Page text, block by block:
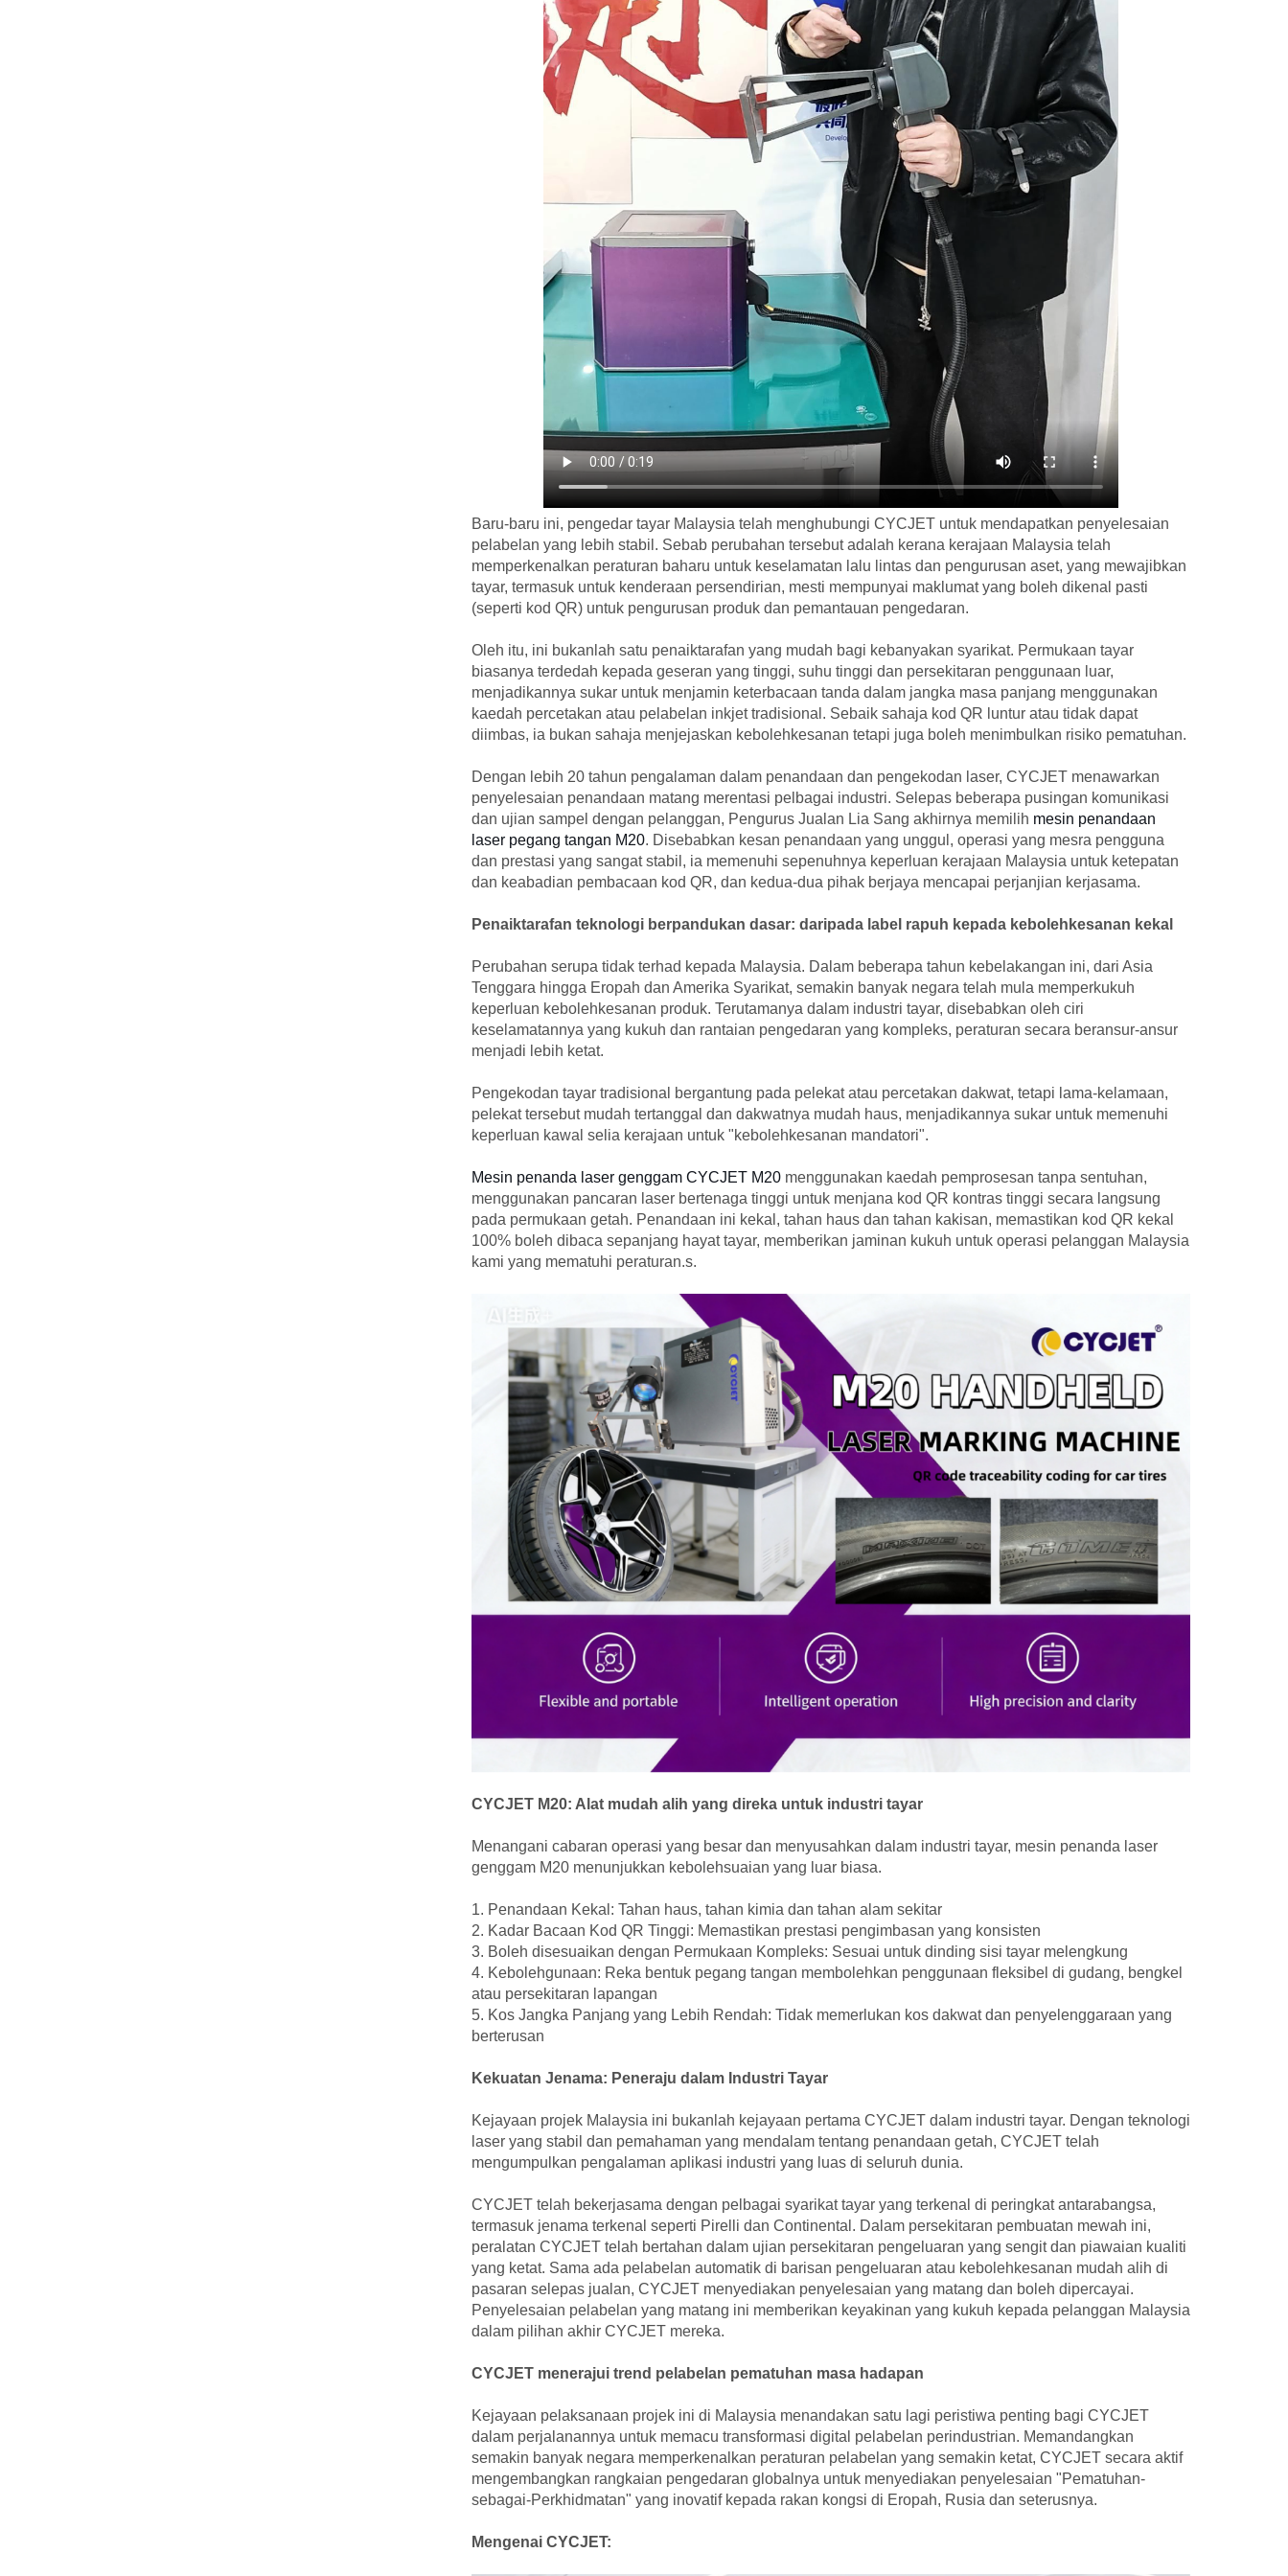
Baru-baru ini, pengedar tayar Malaysia telah menghubungi CYCJET untuk mendapatkan penyelesaian
pelabelan yang lebih stabil. Sebab perubahan tersebut adalah kerana kerajaan Malaysia telah
memperkenalkan peraturan baharu untuk keselamatan lalu lintas dan pengurusan aset, yang mewajibkan
tayar, termasuk untuk kenderaan persendirian, mesti mempunyai maklumat yang boleh dikenal pasti
(seperti kod QR) untuk pengurusan produk dan pemantauan pengedaran.
Oleh itu, ini bukanlah satu penaiktarafan yang mudah bagi kebanyakan syarikat. Permukaan tayar
biasanya terdedah kepada geseran yang tinggi, suhu tinggi dan persekitaran penggunaan luar,
menjadikannya sukar untuk menjamin keterbacaan tanda dalam jangka masa panjang menggunakan
kaedah percetakan atau pelabelan inkjet tradisional. Sebaik sahaja kod QR luntur atau tidak dapat
diimbas, ia bukan sahaja menjejaskan kebolehkesanan tetapi juga boleh menimbulkan risiko pematuhan.
Dengan lebih 20 tahun pengalaman dalam penandaan dan pengekodan laser, CYCJET menawarkan
penyelesaian penandaan matang merentasi pelbagai industri. Selepas beberapa pusingan komunikasi
dan ujian sampel dengan pelanggan, Pengurus Jualan Lia Sang akhirnya memilih mesin penandaan
laser pegang tangan M20. Disebabkan kesan penandaan yang unggul, operasi yang mesra pengguna
dan prestasi yang sangat stabil, ia memenuhi sepenuhnya keperluan kerajaan Malaysia untuk ketepatan
dan keabadian pembacaan kod QR, dan kedua-dua pihak berjaya mencapai perjanjian kerjasama.
Penaiktarafan teknologi berpandukan dasar: daripada label rapuh kepada kebolehkesanan kekal
Perubahan serupa tidak terhad kepada Malaysia. Dalam beberapa tahun kebelakangan ini, dari Asia
Tenggara hingga Eropah dan Amerika Syarikat, semakin banyak negara telah mula memperkukuh
keperluan kebolehkesanan produk. Terutamanya dalam industri tayar, disebabkan oleh ciri
keselamatannya yang kukuh dan rantaian pengedaran yang kompleks, peraturan secara beransur-ansur
menjadi lebih ketat.
Pengekodan tayar tradisional bergantung pada pelekat atau percetakan dakwat, tetapi lama-kelamaan,
pelekat tersebut mudah tertanggal dan dakwatnya mudah haus, menjadikannya sukar untuk memenuhi
keperluan kawal selia kerajaan untuk "kebolehkesanan mandatori".
Mesin penanda laser genggam CYCJET M20 menggunakan kaedah pemprosesan tanpa sentuhan,
menggunakan pancaran laser bertenaga tinggi untuk menjana kod QR kontras tinggi secara langsung
pada permukaan getah. Penandaan ini kekal, tahan haus dan tahan kakisan, memastikan kod QR kekal
100% boleh dibaca sepanjang hayat tayar, memberikan jaminan kukuh untuk operasi pelanggan Malaysia
kami yang mematuhi peraturan.s.
CYCJET M20: Alat mudah alih yang direka untuk industri tayar
Menangani cabaran operasi yang besar dan menyusahkan dalam industri tayar, mesin penanda laser
genggam M20 menunjukkan kebolehsuaian yang luar biasa.
1. Penandaan Kekal: Tahan haus, tahan kimia dan tahan alam sekitar
2. Kadar Bacaan Kod QR Tinggi: Memastikan prestasi pengimbasan yang konsisten
3. Boleh disesuaikan dengan Permukaan Kompleks: Sesuai untuk dinding sisi tayar melengkung
4. Kebolehgunaan: Reka bentuk pegang tangan membolehkan penggunaan fleksibel di gudang, bengkel
atau persekitaran lapangan
5. Kos Jangka Panjang yang Lebih Rendah: Tidak memerlukan kos dakwat dan penyelenggaraan yang
berterusan
Kekuatan Jenama: Peneraju dalam Industri Tayar
Kejayaan projek Malaysia ini bukanlah kejayaan pertama CYCJET dalam industri tayar. Dengan teknologi
laser yang stabil dan pemahaman yang mendalam tentang penandaan getah, CYCJET telah
mengumpulkan pengalaman aplikasi industri yang luas di seluruh dunia.
CYCJET telah bekerjasama dengan pelbagai syarikat tayar yang terkenal di peringkat antarabangsa,
termasuk jenama terkenal seperti Pirelli dan Continental. Dalam persekitaran pembuatan mewah ini,
peralatan CYCJET telah bertahan dalam ujian persekitaran pengeluaran yang sengit dan piawaian kualiti
yang ketat. Sama ada pelabelan automatik di barisan pengeluaran atau kebolehkesanan mudah alih di
pasaran selepas jualan, CYCJET menyediakan penyelesaian yang matang dan boleh dipercayai.
Penyelesaian pelabelan yang matang ini memberikan keyakinan yang kukuh kepada pelanggan Malaysia
dalam pilihan akhir CYCJET mereka.
CYCJET menerajui trend pelabelan pematuhan masa hadapan
Kejayaan pelaksanaan projek ini di Malaysia menandakan satu lagi peristiwa penting bagi CYCJET
dalam perjalanannya untuk memacu transformasi digital pelabelan perindustrian. Memandangkan
semakin banyak negara memperkenalkan peraturan pelabelan yang semakin ketat, CYCJET secara aktif
mengembangkan rangkaian pengedaran globalnya untuk menyediakan penyelesaian "Pematuhan-
sebagai-Perkhidmatan" yang inovatif kepada rakan kongsi di Eropah, Rusia dan seterusnya.
Mengenai CYCJET: